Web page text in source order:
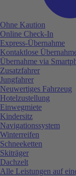
Ohne Kaution
Online Check-In
Express-Übernahme
Kontaktlose
Übernahme via
Zusatzfahrer
Jungfahrer
Neuwertiges Fahrzeug
Hotelzustellung
Einwegmiete
Kindersitz
Navigationssystem
Winterreifen
Schneeketten
Skiträger
Dachzelt
Alle Leistungen auf